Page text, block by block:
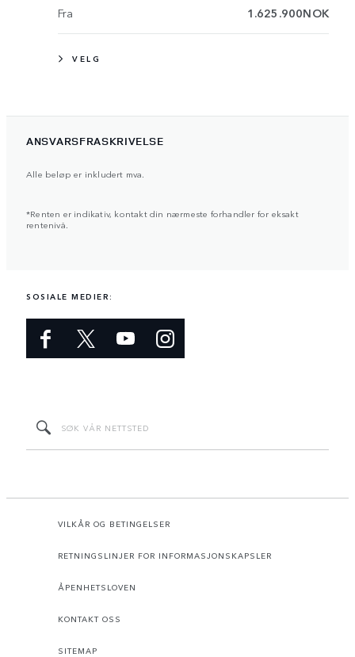
Fra 1.625.900NOK
VELG
ANSVARSFRASKRIVELSE
Alle beløp er inkludert mva.
*Renten er indikativ, kontakt din nærmeste forhandler for eksakt
rentenivå.
SOSIALE MEDIER:
VILKÅR OG BETINGELSER
RETNINGSLINJER FOR INFORMASJONSKAPSLER
ÅPENHETSLOVEN
KONTAKT OSS
SITEMAP